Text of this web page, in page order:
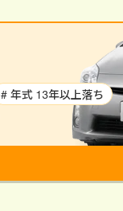
# 年式 13年以上落ち